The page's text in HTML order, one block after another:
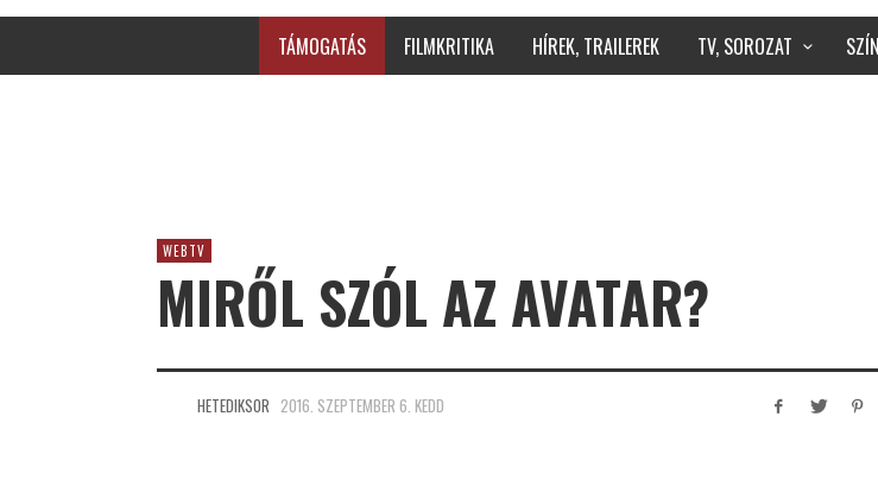
TÁMOGATÁS FILMKRITIKA HÍREK, TRAILEREK TV, SOROZAT
WEBTV
MIRŐL SZÓL AZ AVATAR?
HETEDIKSOR 2016. SZEPTEMBER 6. KEDD